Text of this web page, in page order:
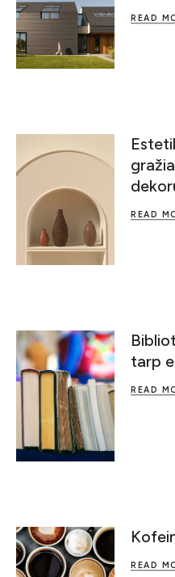
READ
READ
tarp
READ
READ